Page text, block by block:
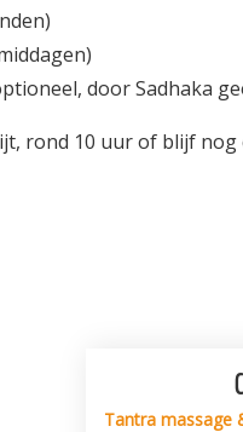
door Sadhaka
rond 10 uur of blijf nog
Tantra massage